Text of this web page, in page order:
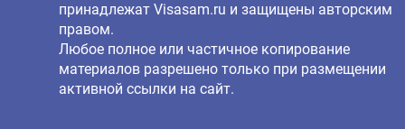
принадлежат Visasam.ru и защищены авторским
правом.
Любое полное или частичное копирование
материалов разрешено только при размещении
активной ссылки на сайт.